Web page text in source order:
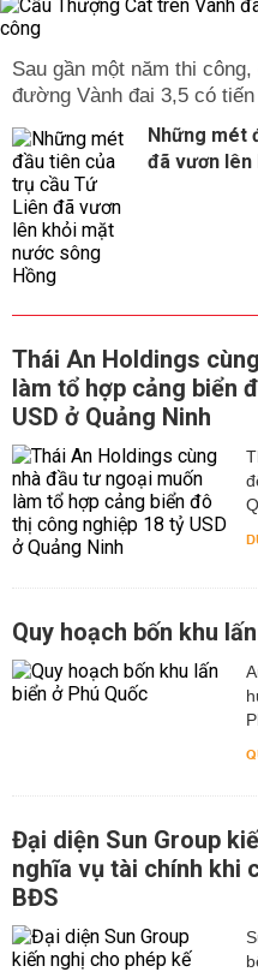
Sau gần một năm thi
đường Vành đai 3,5 có
Những mét
đã vươn lên
Thái An Holdings
làm tổ hợp cảng biển
USD ở Quảng Ninh
Quy hoạch bốn khu
Đại diện Sun Group
nghĩa vụ tài chính khi
BĐS